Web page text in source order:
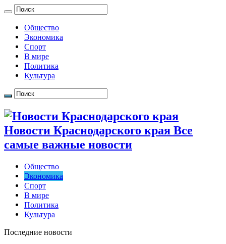
Общество
Экономика
Спорт
В мире
Политика
Культура
Новости Краснодарского края Все
самые важные новости
Общество
Экономика
Спорт
В мире
Политика
Культура
Последние новости